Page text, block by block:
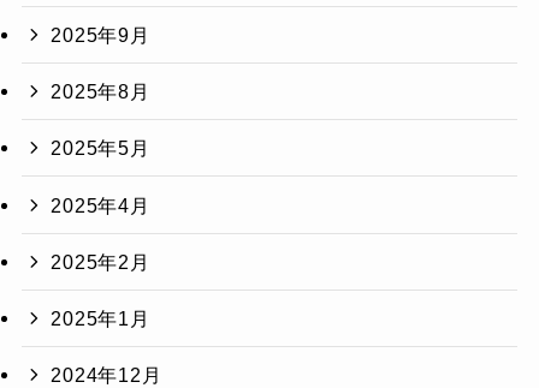
2025年9月
2025年8月
2025年5月
2025年4月
2025年2月
2025年1月
2024年12月